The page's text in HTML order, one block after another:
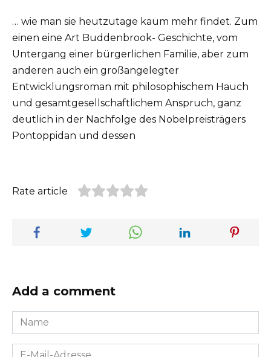
… wie man sie heutzutage kaum mehr findet. Zum
einen eine Art Buddenbrook- Geschichte, vom
Untergang einer bürgerlichen Familie, aber zum
anderen auch ein großangelegter
Entwicklungsroman mit philosophischem Hauch
und gesamtgesellschaftlichem Anspruch, ganz
deutlich in der Nachfolge des Nobelpreisträgers
Pontoppidan und dessen
Rate article
Add a comment
Name
*
E-